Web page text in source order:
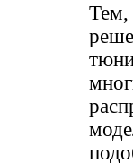
Тем,